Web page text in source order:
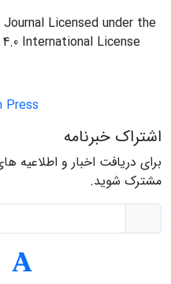
Licensed under the
International License
Press
اشتراک خبرنامه
برای دریافت اخبار و اطلاعیه
مشترک شوید.